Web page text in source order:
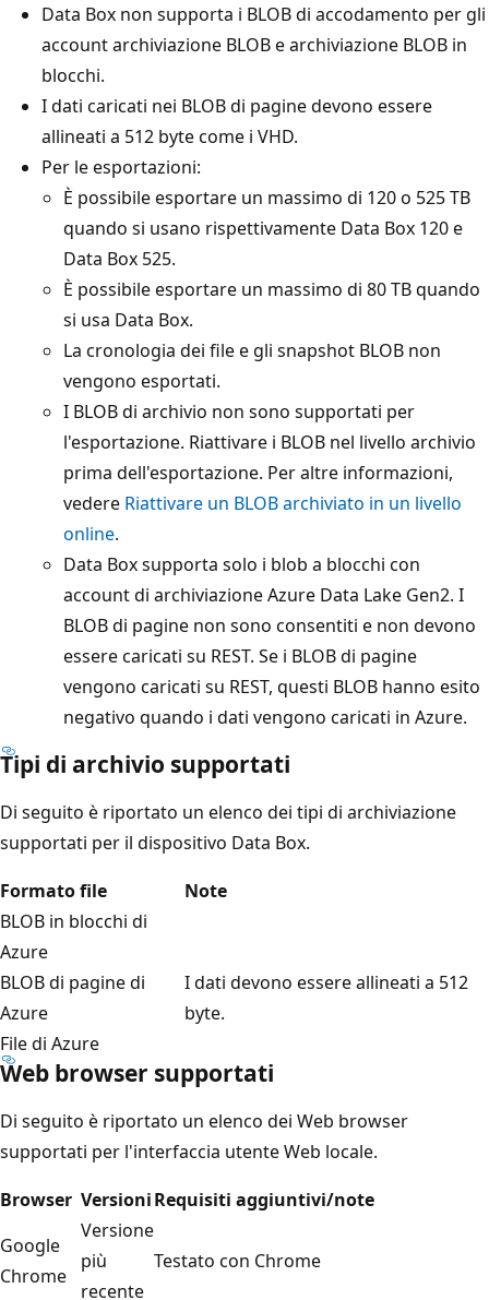
Data Box non supporta i BLOB di accodamento per gli
account archiviazione BLOB e archiviazione BLOB in
blocchi.
I dati caricati nei BLOB di pagine devono essere
allineati a 512 byte come i VHD.
Per le esportazioni:
È possibile esportare un massimo di 120 o 525 TB
quando si usano rispettivamente Data Box 120 e
Data Box 525.
È possibile esportare un massimo di 80 TB quando
si usa Data Box.
La cronologia dei file e gli snapshot BLOB non
vengono esportati.
I BLOB di archivio non sono supportati per
l'esportazione. Riattivare i BLOB nel livello archivio
prima dell'esportazione. Per altre informazioni,
vedere Riattivare un BLOB archiviato in un livello
online.
Data Box supporta solo i blob a blocchi con
account di archiviazione Azure Data Lake Gen2. I
BLOB di pagine non sono consentiti e non devono
essere caricati su REST. Se i BLOB di pagine
vengono caricati su REST, questi BLOB hanno esito
negativo quando i dati vengono caricati in Azure.
Tipi di archivio supportati
Di seguito è riportato un elenco dei tipi di archiviazione
supportati per il dispositivo Data Box.
Formato file
Note
BLOB in blocchi di
Azure
BLOB di pagine di
Azure
I dati devono essere allineati a 512
byte.
File di Azure
Web browser supportati
Di seguito è riportato un elenco dei Web browser
supportati per l'interfaccia utente Web locale.
Browser VersioniRequisiti aggiuntivi/note
Google
Chrome
Versione
più
recente
Testato con Chrome